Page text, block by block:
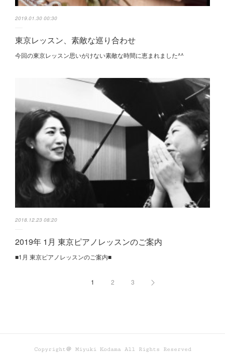
2019.01.30 00:30
東京レッスン、素敵な巡り合わせ
今回の東京レッスン思いがけない素敵な時間に恵まれました^^
2018.12.23 08:20
2019年 1月 東京ピアノレッスンのご案内
■1月 東京ピアノレッスンのご案内■
1 2 3
Copyright＠ Miyuki Kodama All Rights Reserved